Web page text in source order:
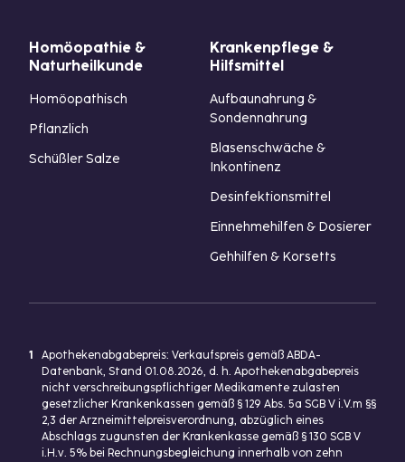
Homöopathie &
Naturheilkunde
Homöopathisch
Pflanzlich
Schüßler Salze
Krankenpflege &
Hilfsmittel
Aufbaunahrung &
Sondennahrung
Blasenschwäche &
Inkontinenz
Desinfektionsmittel
Einnehmehilfen & Dosierer
Gehhilfen & Korsetts
1
Apothekenabgabepreis: Verkaufspreis gemäß ABDA-
Datenbank, Stand 01.08.2026, d. h. Apothekenabgabepreis
nicht verschreibungspflichtiger Medikamente zulasten
gesetzlicher Krankenkassen gemäß § 129 Abs. 5a SGB V i.V.m §§
2,3 der Arzneimittelpreisverordnung, abzüglich eines
Abschlags zugunsten der Krankenkasse gemäß § 130 SGB V
i.H.v. 5% bei Rechnungsbegleichung innerhalb von zehn